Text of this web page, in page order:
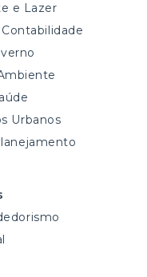
e Lazer
Urbanos